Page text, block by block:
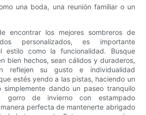
una boda, una reunión familiar o un
encontrar los mejores sombreros de
personalizados, es importante
estilo como la funcionalidad. Busque
bien hechos, sean cálidos y duraderos,
reflejen su gusto e individualidad
estés yendo a las pistas, haciendo un
simplemente dando un paseo tranquilo
de invierno con estampado
perfecta de mantenerte abrigado